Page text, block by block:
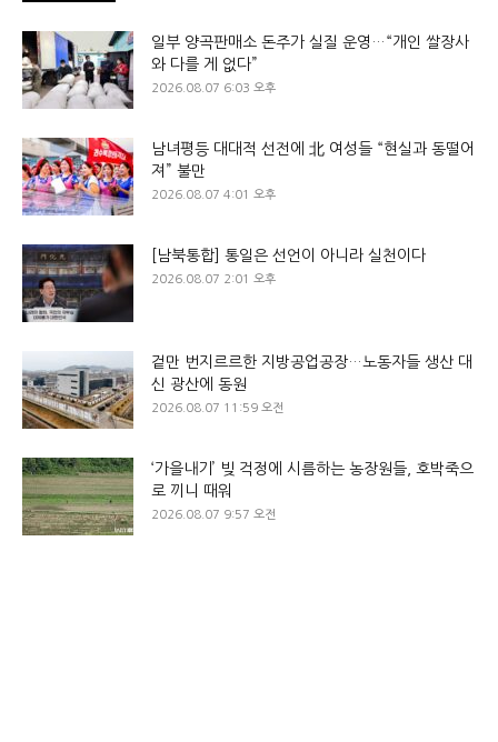
일부 양곡판매소 돈주가 실질 운영…“개인 쌀장사
와 다를 게 없다”
2026.08.07 6:03 오후
남녀평등 대대적 선전에 北 여성들 “현실과 동떨어
져” 불만
2026.08.07 4:01 오후
[남북통합] 통일은 선언이 아니라 실천이다
2026.08.07 2:01 오후
겉만 번지르르한 지방공업공장…노동자들 생산 대
신 광산에 동원
2026.08.07 11:59 오전
‘가을내기’ 빚 걱정에 시름하는 농장원들, 호박죽으
로 끼니 때워
2026.08.07 9:57 오전